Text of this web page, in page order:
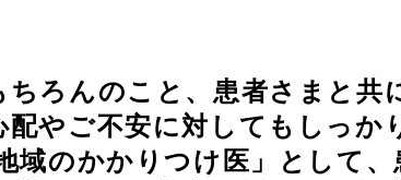
ろんのこと、患者さまと共
やご不安に対してもしっか
域のかかりつけ医」
として